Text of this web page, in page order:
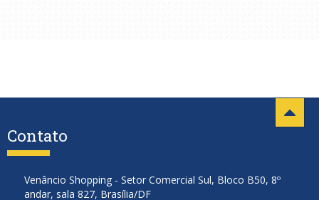
Contato
Venâncio Shopping - Setor Comercial Sul, Bloco B50, 8º
andar, sala 827, Brasília/DF